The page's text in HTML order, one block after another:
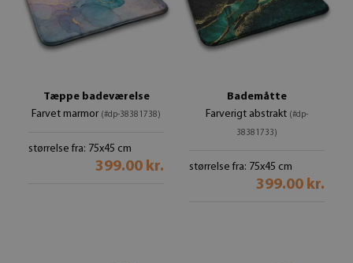
Tæppe badeværelse
Farvet marmor (#dp-38381738)
størrelse fra: 75x45 cm
399.00 kr.
Bademåtte
Farverigt abstrakt (#dp-
38381733)
størrelse fra: 75x45 cm
399.00 kr.